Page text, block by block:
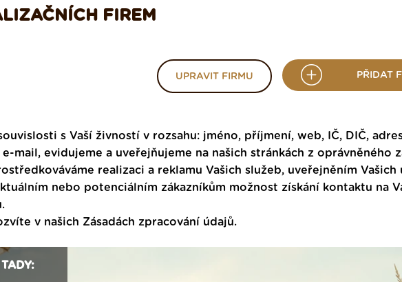
FIREM
UPRAVIT FIRMU PŘIDAT
s Vaší živností v rozsahu: jméno, příjmení, web, IČ, DIČ,
mail, evidujeme a uveřejňujeme na našich stránkách z oprávněného
realizaci a reklamu Vašich služeb, uveřejněním Vašich
nebo potenciálním zákazníkům možnost získání kontaktu na
v našich Zásadách zpracování údajů.